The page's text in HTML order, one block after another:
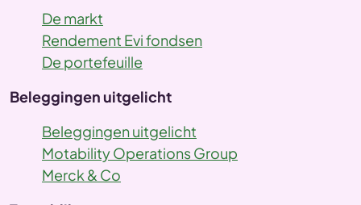
De markt
Rendement Evi fondsen
De portefeuille
Beleggingen uitgelicht
Beleggingen uitgelicht
Motability Operations Group
Merck & Co